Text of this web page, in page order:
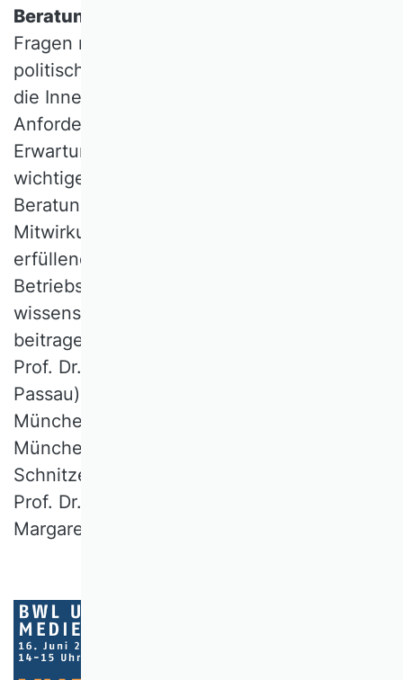
Beratungsgremien
Fragen rund um die Mitwirkung in
politischen Beratungsgremien mit dem Ziel,
die Innenperspektive und das
Anforderungsprofil zu beleuchten. Welche
Erwartungen bestehen an Mitglieder
wichtiger wirtschaftspolitischer
Beratungsgremien? Welche Aspekte der
Mitwirkung in den Gremien sind besonders
erfüllend? Und wie kann die
Betriebswirtschaftslehre mehr zur
wissenschaftlichen Politikberatung
beitragen? Zu Gast im VHB Forum waren
Prof. Dr. Carolin Häussler (Universität
Passau), Prof. Dr. Hanna Hottenrot (TU
München) Prof. Dr. Karen Pittel (LMU
München) und Prof. Dr. Dr. h.c. Monika
Schnitzer (LMU München). Es moderierten
Prof. Dr. Ali A. Gümüşay und Prof. Dr.
Margaretha Gansterer.